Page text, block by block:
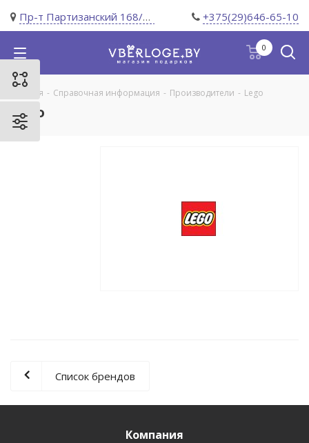
Пр-т Партизанский 168/11 +375(29)646-65-10
0
Главная - Справочная информация - Производители - Lego
Lego
Список брендов
Компания